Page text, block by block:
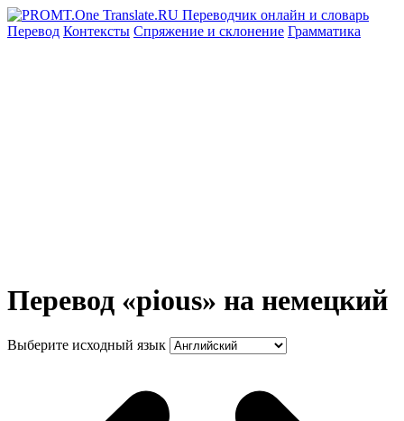
Перевод Контексты Спряжение и склонение Грамматика
Перевод «pious» на немецкий
Выберите исходный язык